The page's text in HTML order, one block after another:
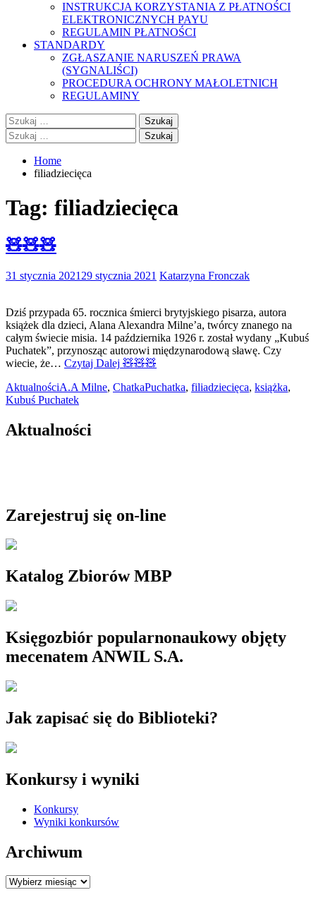
INSTRUKCJA KORZYSTANIA Z PŁATNOŚCI
ELEKTRONICZNYCH PAYU
REGULAMIN PŁATNOŚCI
STANDARDY
ZGŁASZANIE NARUSZEŃ PRAWA
(SYGNALIŚCI)
PROCEDURA OCHRONY MAŁOLETNICH
REGULAMINY
Szukaj:
Szukaj:
Home
filiadziecięca
Tag: filiadziecięca
🧸🧸🧸
31 stycznia 2021 29 stycznia 2021 Katarzyna Fronczak
Dziś przypada 65. rocznica śmierci brytyjskiego pisarza, autora
książek dla dzieci, Alana Alexandra Milne’a, twórcy znanego na
całym świecie misia. 14 października 1926 r. został wydany „Kubuś
Puchatek”, przynosząc autorowi międzynarodową sławę. Czy
wiecie, że… Czytaj Dalej 🧸🧸🧸
AktualnościA.A Milne, ChatkaPuchatka, filiadziecięca, książka,
Kubuś Puchatek
Aktualności
Zarejestruj się on-line
Katalog Zbiorów MBP
Księgozbiór popularnonaukowy objęty
mecenatem ANWIL S.A.
Jak zapisać się do Biblioteki?
Konkursy i wyniki
Konkursy
Wyniki konkursów
Archiwum
Archiwum